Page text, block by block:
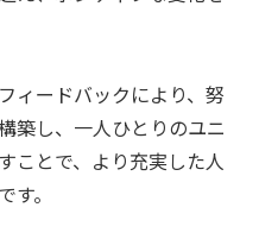
ィードバックにより、努
築し、一人ひとりのユニ
ことで、より充実した人
。